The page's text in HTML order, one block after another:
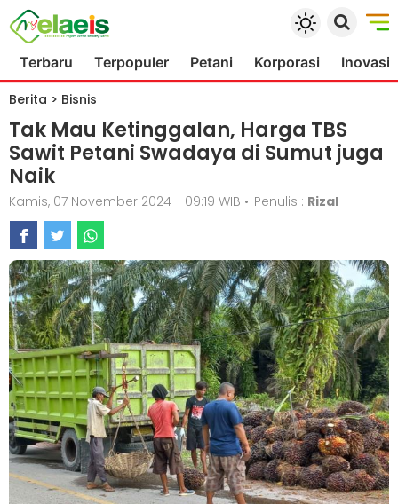
Terbaru Terpopuler Petani Korporasi Inovasi
Berita > Bisnis
Tak Mau Ketinggalan, Harga TBS
Sawit Petani Swadaya di Sumut juga
Naik
Kamis, 07 November 2024 - 09:19 WIB • Penulis : Rizal